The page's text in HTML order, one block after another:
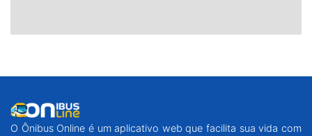
O Ônibus Online é um aplicativo web que facilita sua vida com